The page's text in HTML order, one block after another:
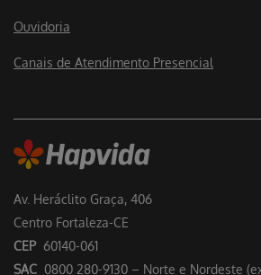
Av. Heráclito Graça, 406
Centro Fortaleza-CE
CEP 60140-061
SAC 0800 280-9130 – Norte e Nordeste
Ouvidoria
Canais de Atendimento Presencial